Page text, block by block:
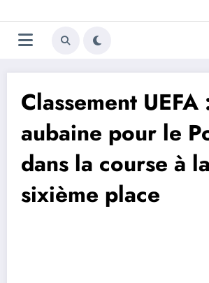
au
contenu
Trivela
Classement UEFA
aubaine pour le
dans la course à la
sixième place